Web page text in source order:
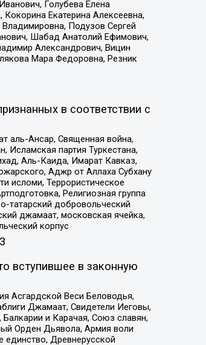
Голубева Елена
Екатерина Алексеевна,
Подузов Сергей
Шабад Анатолий Ефимович,
Александрович, Вицин
Мара Федоровна, Резник
в соответствии с
аль-Ансар, Священная война,
Исламская партия Туркестана,
Аль-Каида, Имарат Кавказ,
Аджр от Аллаха Субхану
исломи, Террористическое
Религиозная группа
татарский добровольческий
джамаат, московская ячейка,
корпус
вступившее в законную
Асгардской Веси Беловодья,
Джамаат, Свидетели Иеговы,
и Карачая, Союз славян,
Орден Дьявола, Армия воли
единство, Древнерусской